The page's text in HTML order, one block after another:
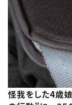
怪我をした4歳